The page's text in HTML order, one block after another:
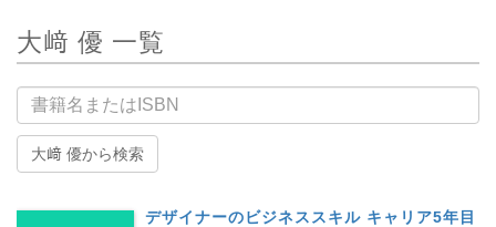
大﨑 優 一覧
書籍名
大﨑 優から検索
デザイナーのビジネススキル キャリア5年目